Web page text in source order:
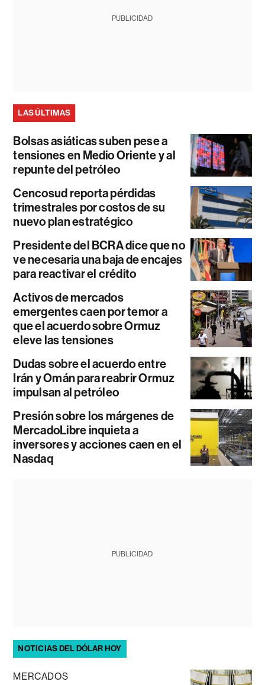
PUBLICIDAD
LAS ÚLTIMAS
Bolsas asiáticas suben pese a
tensiones en Medio Oriente y al
repunte del petróleo
Cencosud reporta pérdidas
trimestrales por costos de su
nuevo plan estratégico
Presidente del BCRA dice que no
ve necesaria una baja de encajes
para reactivar el crédito
Activos de mercados
emergentes caen por temor a
que el acuerdo sobre Ormuz
eleve las tensiones
Dudas sobre el acuerdo entre
Irán y Omán para reabrir Ormuz
impulsan al petróleo
Presión sobre los márgenes de
MercadoLibre inquieta a
inversores y acciones caen en el
Nasdaq
PUBLICIDAD
NOTICIAS DEL DÓLAR HOY
MERCADOS